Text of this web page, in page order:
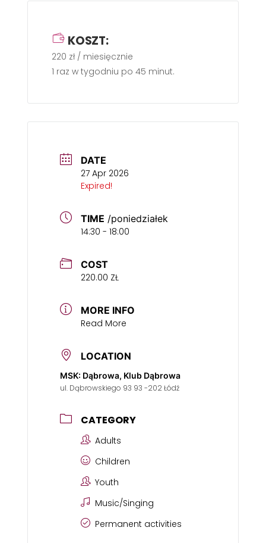
KOSZT:
220 zł / miesięcznie
1 raz w tygodniu po 45 minut.
DATE
27 Apr 2026
Expired!
TIME /poniedziałek
14:30 - 18:00
COST
220.00 ZŁ
MORE INFO
Read More
LOCATION
MSK: Dąbrowa, Klub Dąbrowa
ul. Dąbrowskiego 93 93 -202 Łódź
CATEGORY
Adults
Children
Youth
Music/Singing
Permanent activities